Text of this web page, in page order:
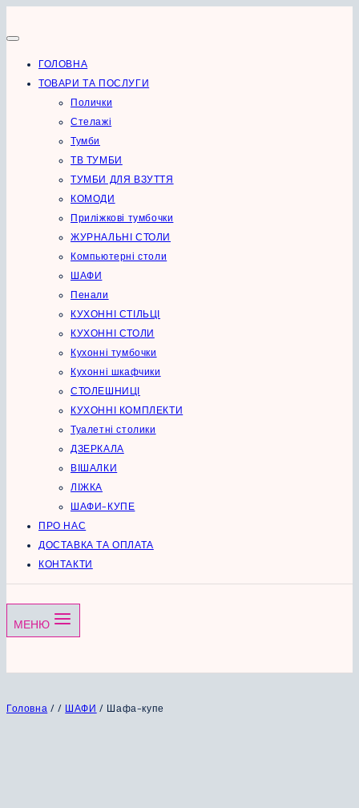
до
ГОЛОВНА
ТОВАРИ ТА ПОСЛУГИ
Полички
Стелажі
Тумби
ТВ ТУМБИ
ТУМБИ ДЛЯ ВЗУТТЯ
КОМОДИ
Приліжкові тумбочки
ЖУРНАЛЬНІ СТОЛИ
Компьютерні столи
ШАФИ
Пенали
КУХОННІ СТІЛЬЦІ
КУХОННІ СТОЛИ
Кухонні тумбочки
Кухонні шкафчики
СТОЛЕШНИЦІ
КУХОННІ КОМПЛЕКТИ
Туалетні столики
ДЗЕРКАЛА
ВІШАЛКИ
ЛІЖКА
ШАФИ-КУПЕ
ПРО НАС
ДОСТАВКА ТА ОПЛАТА
КОНТАКТИ
МЕНЮ
Головна / / ШАФИ / Шафа-купе